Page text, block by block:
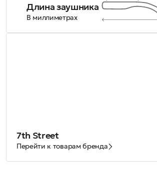
Длина заушника
В миллиметрах
7th Street
Перейти к товарам бренда